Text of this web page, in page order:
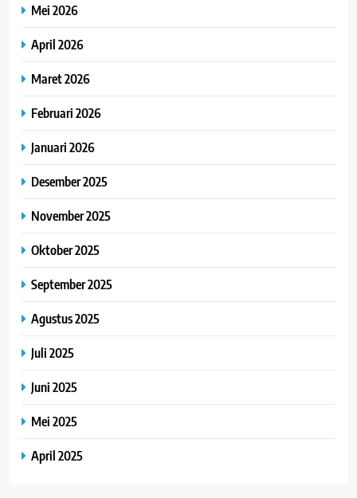
Mei 2026
April 2026
Maret 2026
Februari 2026
Januari 2026
Desember 2025
November 2025
Oktober 2025
September 2025
Agustus 2025
Juli 2025
Juni 2025
Mei 2025
April 2025